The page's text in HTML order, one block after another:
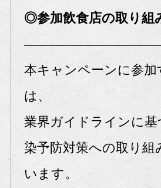
◎参加飲食店の取り組
本キャンペーンに参加
は、
業界ガイドラインに
染予防対策への取り組
います。